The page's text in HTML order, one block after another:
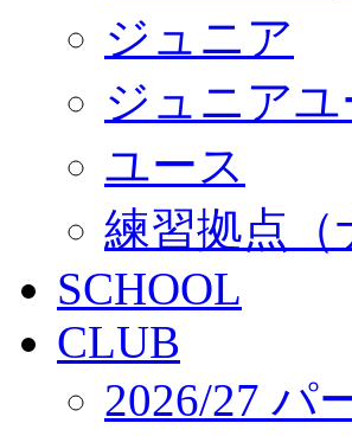
ジュニア
ジュニアユ
ユース
練習拠点
SCHOOL
CLUB
2026/27 パ